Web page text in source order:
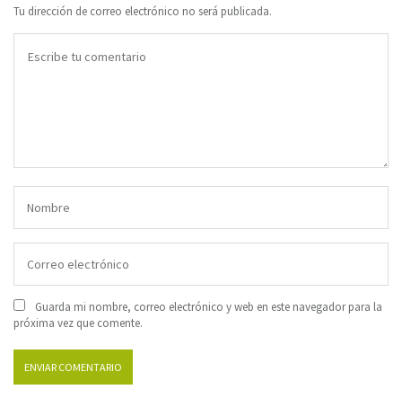
Tu dirección de correo electrónico no será publicada.
Guarda mi nombre, correo electrónico y web en este navegador para la
próxima vez que comente.